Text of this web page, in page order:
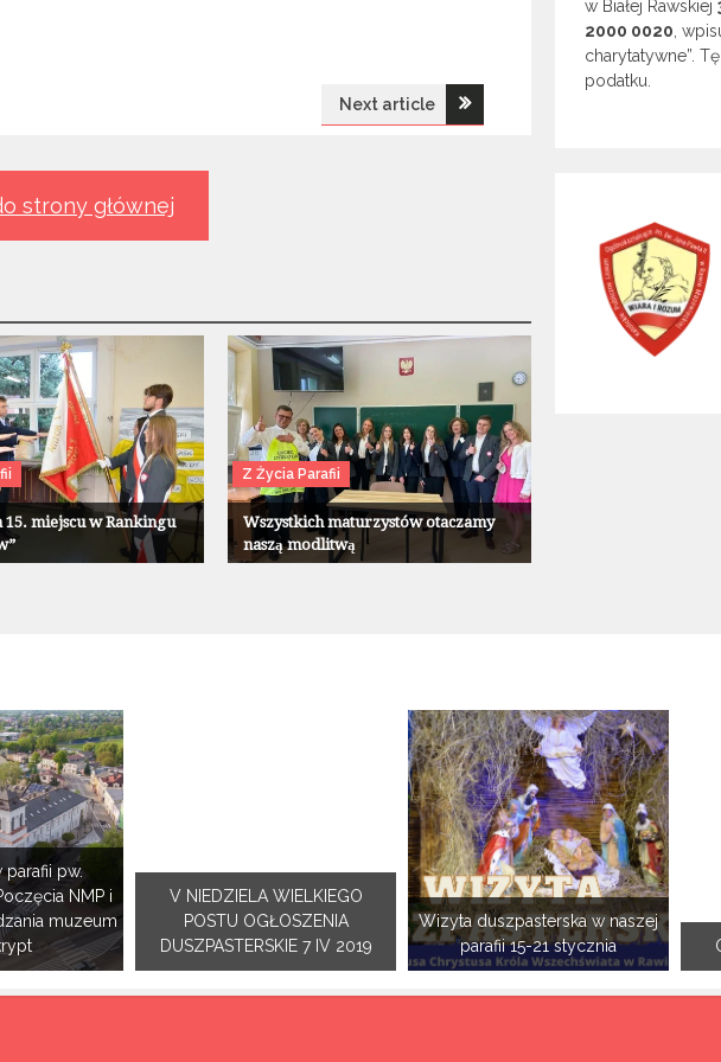
Next article
strony głównej
15. miejscu w Rankingu
Z Życia Parafii
Wszystkich maturzystów otaczamy
naszą modlitwą
w Białej Rawskiej
2000 0020 ,
charytatywne”.
podatku.
parafii pw.
NMP i
muzeum
V NIEDZIELA WIELKIEGO
POSTU OGŁOSZENIA
DUSZPASTERSKIE 7 IV 2019
Wizyta duszpasterska w naszej
parafii 15-21 stycznia